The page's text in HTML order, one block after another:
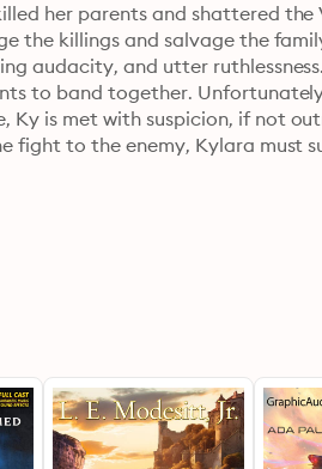
her parents and shattered the
the killings and salvage the
audacity, and utter
to band together.
Ky is met with suspicion, if not
fight to the enemy, Kylara must